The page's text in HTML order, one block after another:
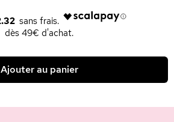
dès 49€ d'achat.
Ajouter au panier